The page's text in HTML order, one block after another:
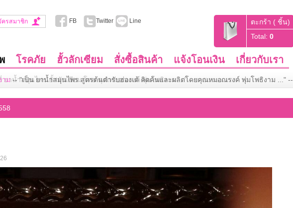
ครสมาชิก FB Twitter Line
ตะกร้า ( ชิ้น)
Total:0
โรคภัย ฮั้วลักเซียม สั่งซื้อสินค้า แจ้งโอนเงิน เกี่ยวกับเรา
าม--"เป็น ยาน้ำสมุนไพร สูตรต้นตำรับฮ่องเต้ คิดค้นและผลิตโดยคุณหมอณรงค์ พุ่มโพธิงาม ..." --